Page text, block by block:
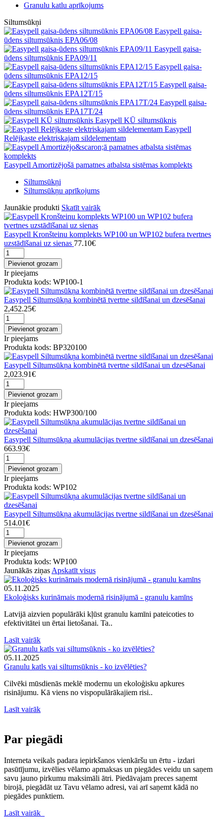
Granulu katlu aprīkojums
Siltumsūkņi
Easypell gaisa-
ūdens siltumsūknis EPA06/08
Easypell gaisa-
ūdens siltumsūknis EPA09/11
Easypell gaisa-
ūdens siltumsūknis EPA12/15
Easypell gaisa-
ūdens siltumsūknis EPA12T/15
Easypell gaisa-
ūdens siltumsūknis EPA17T/24
Easypell KŪ siltumsūknis
Easypell
Relējkaste elektriskajam sildelementam
Easypell Amortizējošā pamatnes atbalsta sistēmas komplekts
Siltumsūkņi
Siltumsūkņu aprīkojums
Jaunākie produkti Skatīt vairāk
Easypell Kronšteinu komplekts WP100 un WP102 bufera tvertnes
uzstādīšanai uz sienas 77.10€
Pievienot grozam
Ir pieejams
Produkta kods: WP100-1
Easypell Siltumsūkņa kombinētā tvertne sildīšanai un dzesēšanai
2,452.25€
Pievienot grozam
Ir pieejams
Produkta kods: BP320100
Easypell Siltumsūkņa kombinētā tvertne sildīšanai un dzesēšanai
2,023.91€
Pievienot grozam
Ir pieejams
Produkta kods: HWP300/100
Easypell Siltumsūkņa akumulācijas tvertne sildīšanai un dzesēšanai
663.93€
Pievienot grozam
Ir pieejams
Produkta kods: WP102
Easypell Siltumsūkņa akumulācijas tvertne sildīšanai un dzesēšanai
514.01€
Pievienot grozam
Ir pieejams
Produkta kods: WP100
Jaunākās ziņas Apskatīt visus
05.11.2025
Ekoloģisks kurināmais modernā risinājumā - granulu kamīns
Latvijā aizvien populārāki kļūst granulu kamīni pateicoties to
efektivitātei un ērtai lietošanai. Ta..
Lasīt vairāk
05.11.2025
Granulu katls vai siltumsūknis - ko izvēlēties?
Cilvēki mūsdienās meklē modernu un ekoloģisku apkures
risinājumu. Kā viens no vispopulārākajiem risi..
Lasīt vairāk
Par piegādi
Interneta veikals padara iepirkšanos vienkāršu un ērtu - izdari
pasūtījumu, izvēlies vēlamo apmaksas un piegādes veidu un saņem
savu jauno pirkumu maksimāli ātri. Piedāvajam preces saņemt
birojā, piegādāt uz Tavu vēlamo adresi, vai arī saņemt kādā no
piegādes punktiem.
Lasīt vairāk